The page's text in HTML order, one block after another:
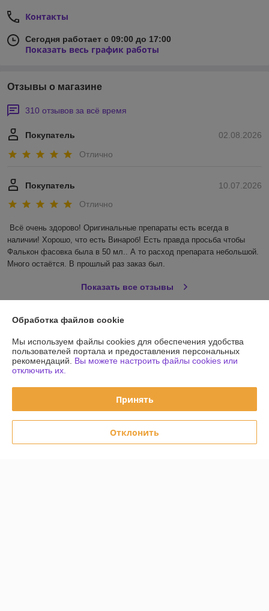
Контакты
Сегодня работает с 09:00 до 17:00
Показать весь график работы
Отзывы о магазине
310 отзывов за всё время
02.08.2026
Покупатель
Отлично
10.07.2026
Покупатель
Отлично
Всё очень здорово! Оригинальные препараты есть всегда в
наличии! Хорошо, что есть Винароб! Есть правда просьба чтобы
Фалькон фасовка была в 50 мл.. А то расход препарата небольшой.
Много остаётся. В прошлый раз заказ был.
Показать все отзывы
О нас
Контакты
График работы
Обработка файлов cookie
Мы используем файлы cookies для обеспечения удобства
пользователей портала и предоставления персональных
рекомендаций. Вы можете настроить файлы cookies или
отключить их.
Принять
Отклонить